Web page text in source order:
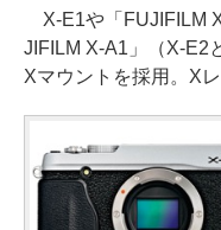
X-E1や「FUJIFILM
JIFILM X-A1」（X-E2
Xマウントを採用。X